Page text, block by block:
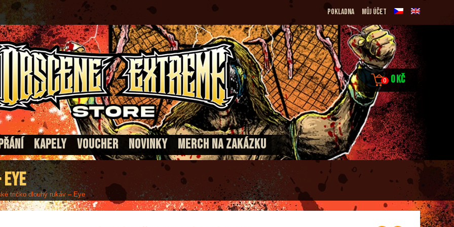
Pokladna Můj účet
0 0Kč
KAPELY VOUCHER NOVINKY MERCH NA ZAKÁZKU
tričko dlouhý rukáv – Eye